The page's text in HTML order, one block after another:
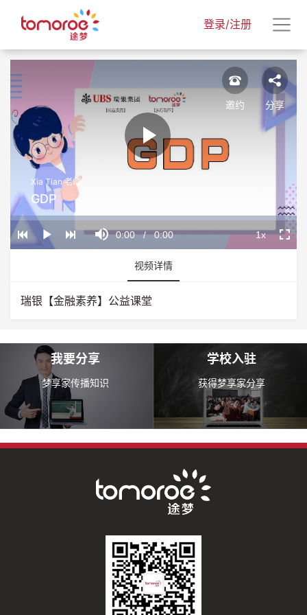
登录/注册
Play
Play
Current
Time
0:00 / Duration
0:00
Loaded:
0%
Progress:
0%
Playback
Rate
1x
Xia Tian 老师
GDP
邀约 分享
视频详情
瑞银【金融素养】公益课堂
我要分享
梦享家传播知识
学校入驻
获得梦享家分享